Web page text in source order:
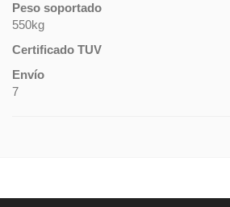
Peso soportado
550kg
Certificado TUV
Envío
7